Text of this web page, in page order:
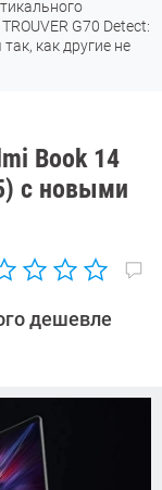
G70 Detect:
как другие не
Book 14
с новыми
дешевле